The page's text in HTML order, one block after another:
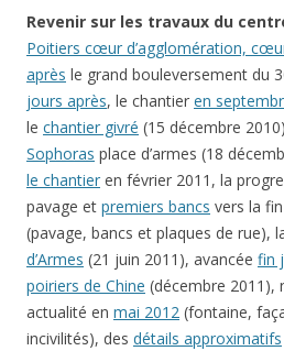
Revenir sur les travaux du
Poitiers cœur d’agglomération,
après le grand bouleversement du
jours après, le chantier en
le chantier givré (15 décembre
Sophoras place d’armes (18
le chantier en février 2011, la
pavage et premiers bancs vers la
(pavage, bancs et plaques de rue),
d’Armes (21 juin 2011), avancée fin
poiriers de Chine (décembre 2011),
actualité en mai 2012 (fontaine,
incivilités), des détails approximatifs